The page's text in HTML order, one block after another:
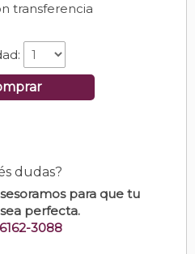
transferencia
dudas?
para que tu
perfecta.
3088